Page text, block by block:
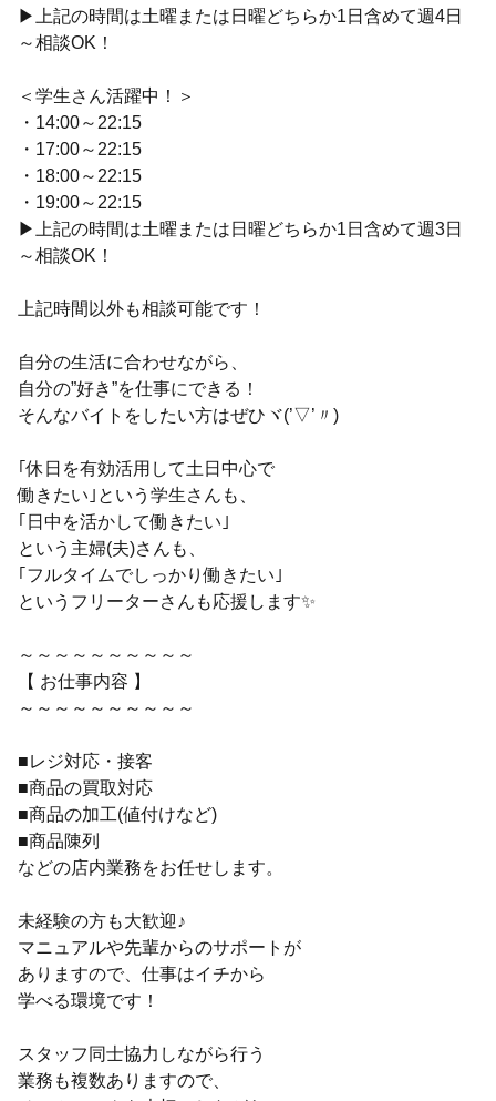
▶上記の時間は土曜または日曜どちらか1日含めて週4日
～相談OK！
＜学生さん活躍中！＞
・14:00～22:15
・17:00～22:15
・18:00～22:15
・19:00～22:15
▶上記の時間は土曜または日曜どちらか1日含めて週3日
～相談OK！
上記時間以外も相談可能です！
自分の生活に合わせながら、
自分の”好き”を仕事にできる！
そんなバイトをしたい方はぜひヾ(’▽’〃)
｢休日を有効活用して土日中心で
働きたい｣という学生さんも、
｢日中を活かして働きたい｣
という主婦(夫)さんも、
｢フルタイムでしっかり働きたい｣
というフリーターさんも応援します✨
～～～～～～～～～～
【 お仕事内容 】
～～～～～～～～～～
■レジ対応・接客
■商品の買取対応
■商品の加工(値付けなど)
■商品陳列
などの店内業務をお任せします。
未経験の方も大歓迎♪
マニュアルや先輩からのサポートが
ありますので、仕事はイチから
学べる環境です！
スタッフ同士協力しながら行う
業務も複数ありますので、